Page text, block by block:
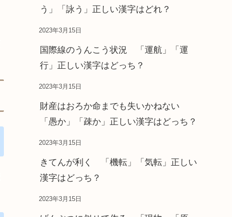
う」「詠う」正しい漢字はどれ？
2023年3月15日
国際線のうんこう状況 「運航」「運
行」正しい漢字はどっち？
2023年3月15日
財産はおろか命までも失いかねない
「愚か」「疎か」正しい漢字はどっち？
2023年3月15日
きてんが利く 「機転」「気転」正しい
漢字はどっち？
2023年3月15日